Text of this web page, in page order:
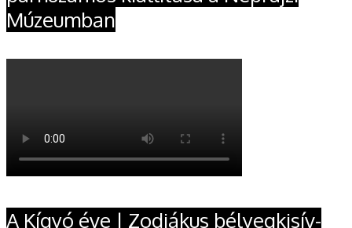
Múzeumban
A Kígyó éve | Zodiákus bélyegkisív-